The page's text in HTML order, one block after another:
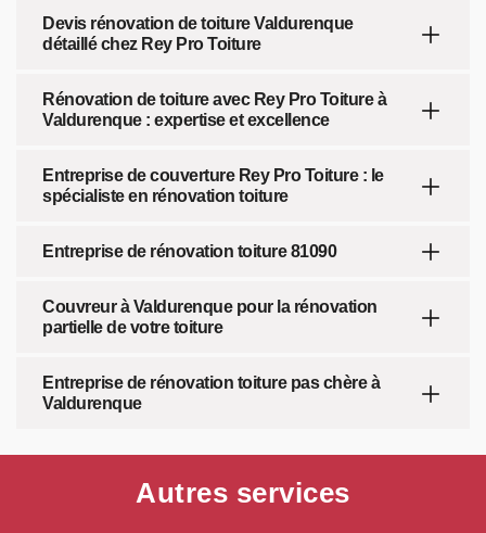
Devis rénovation de toiture Valdurenque
détaillé chez Rey Pro Toiture
Rénovation de toiture avec Rey Pro Toiture à
Valdurenque : expertise et excellence
Entreprise de couverture Rey Pro Toiture : le
spécialiste en rénovation toiture
Entreprise de rénovation toiture 81090
Couvreur à Valdurenque pour la rénovation
partielle de votre toiture
Entreprise de rénovation toiture pas chère à
Valdurenque
Autres services